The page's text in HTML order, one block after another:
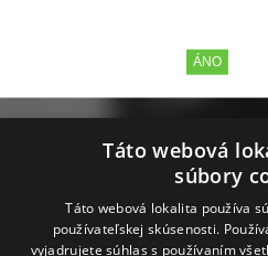
Táto webová
súbory
Táto webová lokalita používa
používateľskej skúsenosti.
vyjadrujete súhlas s používaním